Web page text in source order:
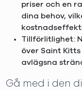
priser och en
dina behov,
Tillförlitlighet:
över Saint
avlägsna
Gå med i den